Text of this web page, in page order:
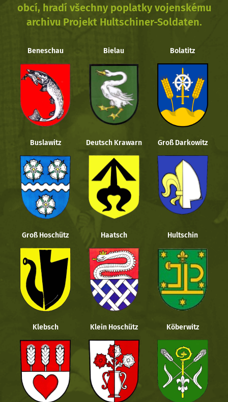
obcí, hradí všechny poplatky vojenskému
archivu Projekt Hultschiner-Soldaten.
Beneschau Bielau Bolatitz
Buslawitz Deutsch Krawarn Groß Darkowitz
Groß Hoschütz Haatsch Hultschin
Klebsch Klein Hoschütz Köberwitz